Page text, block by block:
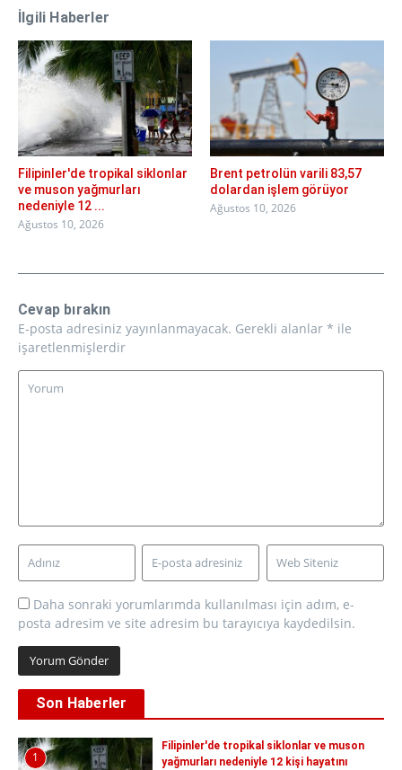
İlgili Haberler
Filipinler'de tropikal siklonlar
ve muson yağmurları
nedeniyle 12 ...
Ağustos 10, 2026
Brent petrolün varili 83,57
dolardan işlem görüyor
Ağustos 10, 2026
Cevap bırakın
E-posta adresiniz yayınlanmayacak. Gerekli alanlar * ile
işaretlenmişlerdir
Daha sonraki yorumlarımda kullanılması için adım, e-
posta adresim ve site adresim bu tarayıcıya kaydedilsin.
Son Haberler
1
Filipinler'de tropikal siklonlar ve muson
yağmurları nedeniyle 12 kişi hayatını